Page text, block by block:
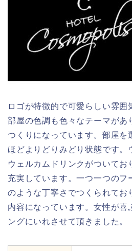
ロゴが特徴的で可愛らしい雰囲
部屋の色調も色々なテーマがあ
つくりになっています。部屋を
ほどよりどりみどり状態です。
ウェルカムドリンクがついてお
充実しています。一つ一つのフ
のような丁寧さでつくられてお
内容になっています。女性が喜
ングにいれさせて頂きました。